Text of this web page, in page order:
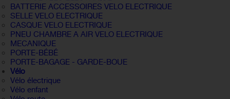
BATTERIE ACCESSOIRES VELO ELECTRIQUE
SELLE VELO ELECTRIQUE
CASQUE VELO ELECTRIQUE
PNEU CHAMBRE A AIR VELO ELECTRIQUE
MECANIQUE
PORTE-BÉBÉ
PORTE-BAGAGE - GARDE-BOUE
Vélo
Vélo électrique
Vélo enfant